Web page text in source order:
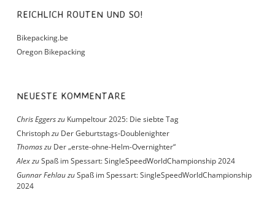
REICHLICH ROUTEN UND SO!
Bikepacking.be
Oregon Bikepacking
NEUESTE KOMMENTARE
Chris Eggerszu Kumpeltour 2025: Die siebte Tag
Christophzu Der Geburtstags-Doublenighter
Thomaszu Der „erste-ohne-Helm-Overnighter“
AlexzuSpaß im Spessart: SingleSpeedWorldChampionship 2024
Gunnar FehlauzuSpaß im Spessart: SingleSpeedWorldChampionship
2024